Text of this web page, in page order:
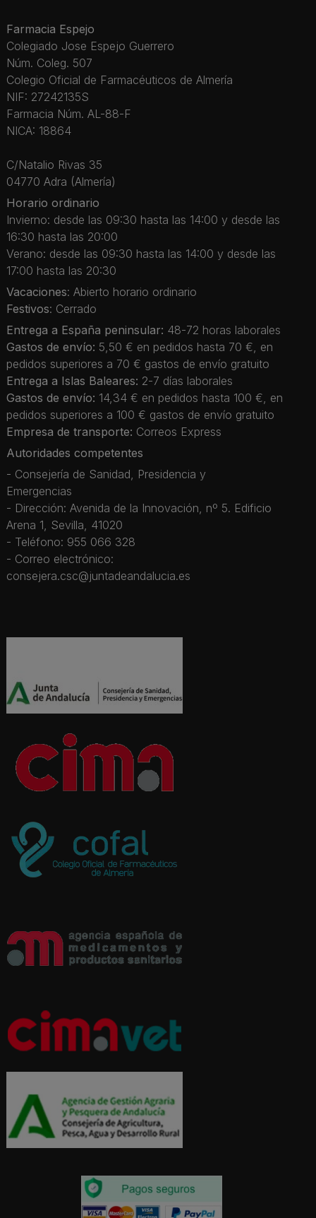
Farmacia Espejo
Colegiado Jose Espejo Guerrero
Núm. Coleg. 507
Colegio Oficial de Farmacéuticos de Almería
NIF: 27242135S
Farmacia Núm. AL-88-F
NICA: 18864
C/Natalio Rivas 35
04770 Adra (Almería)
Horario ordinario
Invierno: desde las 09:30 hasta las 14:00 y desde las
16:30 hasta las 20:00
Verano: desde las 09:30 hasta las 14:00 y desde las
17:00 hasta las 20:30
Vacaciones: Abierto horario ordinario
Festivos: Cerrado
Entrega a España peninsular: 48-72 horas laborales
Gastos de envío: 5,50 € en pedidos hasta 70 €, en
pedidos superiores a 70 € gastos de envío gratuito
Entrega a Islas Baleares: 2-7 días laborales
Gastos de envío: 14,34 € en pedidos hasta 100 €, en
pedidos superiores a 100 € gastos de envío gratuito
Empresa de transporte: Correos Express
Autoridades competentes
- Consejería de Sanidad, Presidencia y
Emergencias
- Dirección: Avenida de la Innovación, nº 5. Edificio
Arena 1, Sevilla, 41020
- Teléfono: 955 066 328
- Correo electrónico:
consejera.csc@juntadeandalucia.es